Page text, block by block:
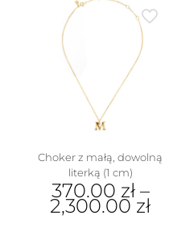
wariantów.
można
wybrać
na
stronie
produktu
Choker z małą, dowolną
literką (1 cm)
370.00 zł–
2,300.00 zł